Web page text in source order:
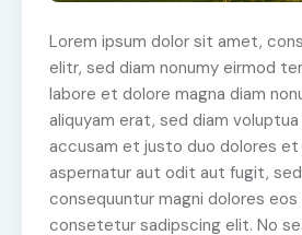
Lorem ipsum dolor sit amet,
elitr, sed diam nonumy eirmod
labore et dolore magna diam
aliquyam erat, sed diam
accusam et justo duo dolores et
aspernatur aut odit aut fugit,
consequuntur magni dolores eos
consetetur sadipscing elit. No